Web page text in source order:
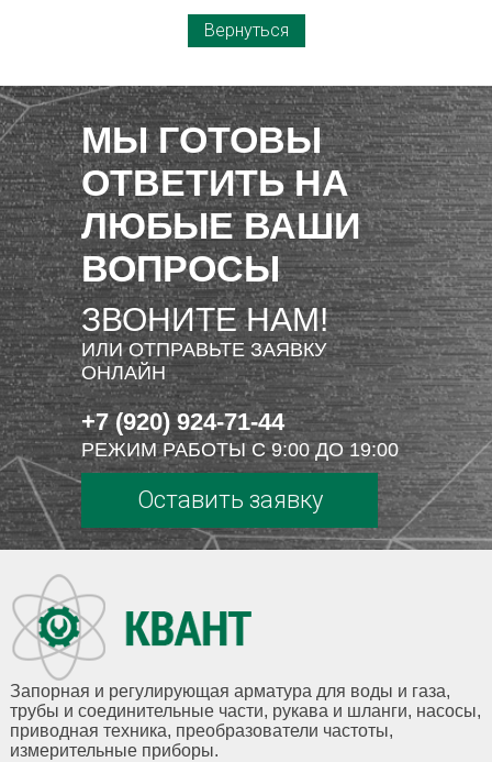
Вернуться
МЫ ГОТОВЫ
ОТВЕТИТЬ НА
ЛЮБЫЕ ВАШИ
ВОПРОСЫ
ЗВОНИТЕ НАМ!
ИЛИ ОТПРАВЬТЕ ЗАЯВКУ
ОНЛАЙН
+7 (920) 924-71-44
РЕЖИМ РАБОТЫ С 9:00 ДО 19:00
Оставить заявку
Запорная и регулирующая арматура для воды и газа,
трубы и соединительные части, рукава и шланги, насосы,
приводная техника, преобразователи частоты,
измерительные приборы.